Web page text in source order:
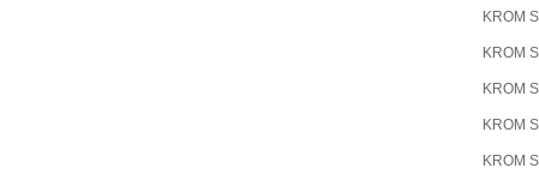
KROM
KROM
KROM
KROM
KROM